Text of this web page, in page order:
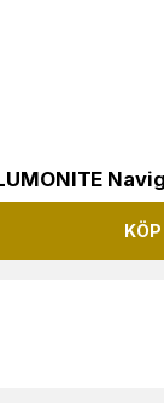
KÖP